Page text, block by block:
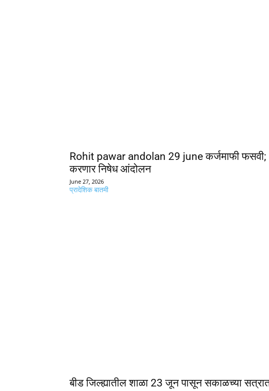
Rohit pawar andolan 29 june कर्जमाफी
करणार निषेध आंदोलन
June 27, 2026
प्रादेशिक बातमी
बीड जिल्ह्यातील शाळा 23 जून पासून सकाळच्या